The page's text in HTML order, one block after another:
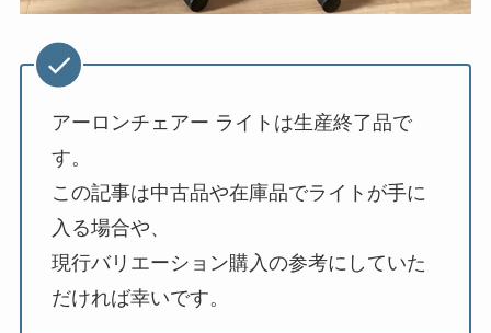
アーロンチェアー ライトは生産終了品で
す。
この記事は中古品や在庫品でライトが手に
入る場合や、
現行バリエーション購入の参考にしていた
だければ幸いです。